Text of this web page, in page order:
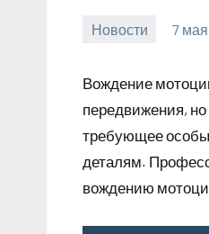
Новости 7
Вождение
передвижения,
требующее
деталям.
вождению